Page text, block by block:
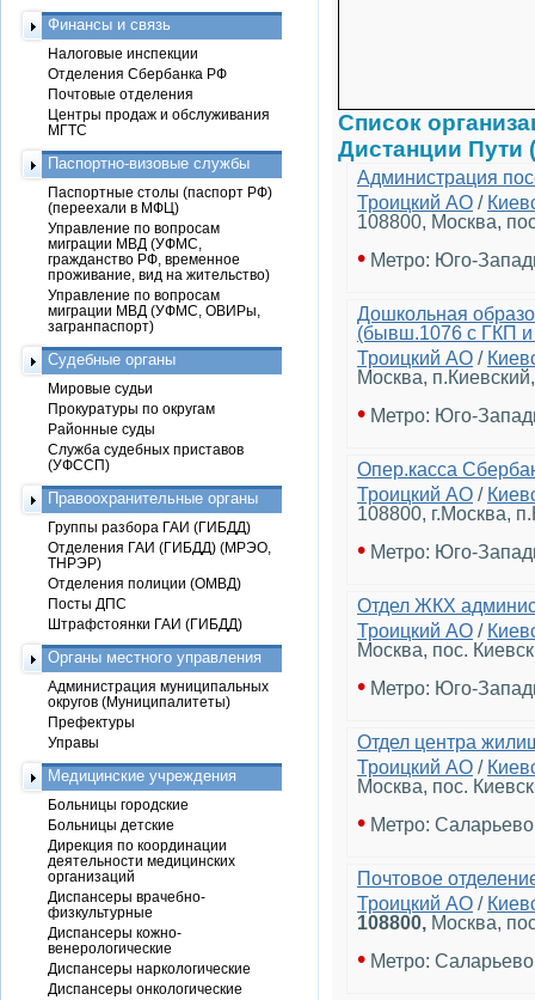
Список
Дистанции Пути
Администрация
Троицкий АО /
108800, Москва,
• Метро: Юго-
Дошкольная
(бывш.1076 с ГКП
Троицкий АО /
Москва,
• Метро: Юго-
Опер.касса
Троицкий АО /
108800, г.Москва,
• Метро: Юго-
Отдел ЖКХ
Троицкий АО /
Москва, пос.
• Метро: Юго-
Отдел центра
Троицкий АО /
Москва, пос.
• Метро: Саларьево
Почтовое
Троицкий АО /
108800, Москва,
• Метро: Саларьево
Финансы и связь
Налоговые инспекции
Отделения Сбербанка РФ
Почтовые отделения
Центры продаж и обслуживания
МГТС
Паспортно-визовые службы
Паспортные столы (паспорт РФ)
(переехали в МФЦ)
Управление по вопросам
миграции МВД (УФМС,
гражданство РФ, временное
проживание, вид на жительство)
Управление по вопросам
миграции МВД (УФМС, ОВИРы,
загранпаспорт)
Судебные органы
Мировые судьи
Прокуратуры по округам
Районные суды
Служба судебных приставов
(УФССП)
Правоохранительные органы
Группы разбора ГАИ (ГИБДД)
Отделения ГАИ (ГИБДД) (МРЭО,
ТНРЭР)
Отделения полиции (ОМВД)
Посты ДПС
Штрафстоянки ГАИ (ГИБДД)
Органы местного управления
Администрация муниципальных
округов (Муниципалитеты)
Префектуры
Управы
Медицинские учреждения
Больницы городские
Больницы детские
Дирекция по координации
деятельности медицинских
организаций
Диспансеры врачебно-
физкультурные
Диспансеры кожно-
венерологические
Диспансеры наркологические
Диспансеры онкологические